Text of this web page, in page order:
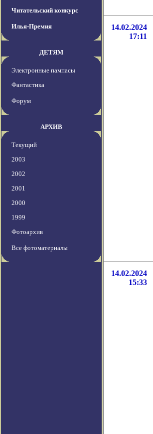
Читательский конкурс
Илья-Премия
ДЕТЯМ
Электронные пампасы
Фантастика
Форум
АРХИВ
Текущий
2003
2002
2001
2000
1999
Фотоархив
Все фотоматериалы
14.02.2024
17:11
14.02.2024
15:33